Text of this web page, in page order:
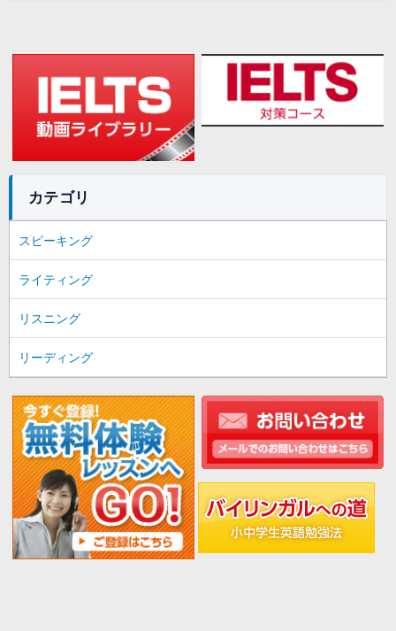
カテゴリ
スピーキング
ライティング
リスニング
リーディング